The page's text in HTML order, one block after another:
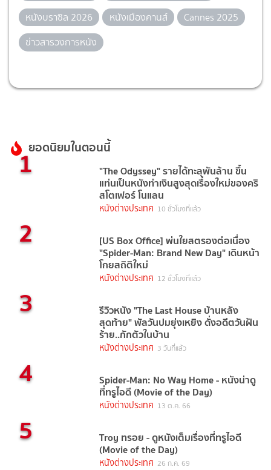
หนังบราซิล 2026
หนังเมืองคานส์
Cannes 2025
ข่าวสารวงการหนัง
ยอดนิยมในตอนนี้
1 "The Odyssey" รายได้ทะลุพันล้าน ขึ้น
แท่นเป็นหนังทำเงินสูงสุดเรื่องใหม่ของคริ
สโตเฟอร์ โนแลน
หนังต่างประเทศ 10 ชั่วโมงที่แล้ว
2 [US Box Office] พ่นใยสตรองต่อเนื่อง
"Spider-Man: Brand New Day" เดินหน้า
โกยสถิติใหม่
หนังต่างประเทศ 12 ชั่วโมงที่แล้ว
3 รีวิวหนัง "The Last House บ้านหลัง
สุดท้าย" พัลวันปมยุ่งเหยิง ดั่งอดีตวันฝัน
ร้าย..กักตัวในบ้าน
หนังต่างประเทศ 3 วันที่แล้ว
4 Spider-Man: No Way Home - หนังน่าดู
ที่ทรูไอดี (Movie of the Day)
หนังต่างประเทศ 13 ต.ค. 66
5 Troy ทรอย - ดูหนังเต็มเรื่องที่ทรูไอดี
(Movie of the Day)
หนังต่างประเทศ 26 ก.ค. 69